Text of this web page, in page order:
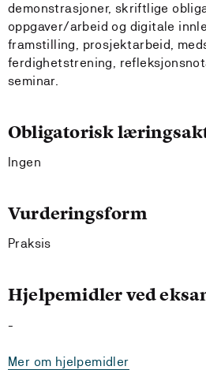
demonstrasjoner, skriftlige
oppgaver/arbeid og digitale
framstilling, prosjektarbeid,
ferdighetstrening,
seminar.
Obligatorisk
Ingen
Vurderingsform
Praksis
Hjelpemidler ved
-
Mer om hjelpemidler